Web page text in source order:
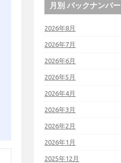
月別 バックナンバー
2026年8月
2026年7月
2026年6月
2026年5月
2026年4月
2026年3月
2026年2月
2026年1月
2025年12月